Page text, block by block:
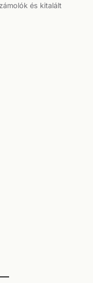
és kitalált